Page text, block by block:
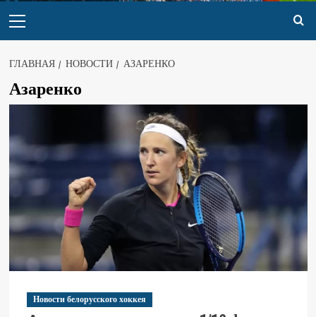
ГЛАВНАЯ НОВОСТИ АЗАРЕНКО
Азаренко
Новости белорусского хоккея